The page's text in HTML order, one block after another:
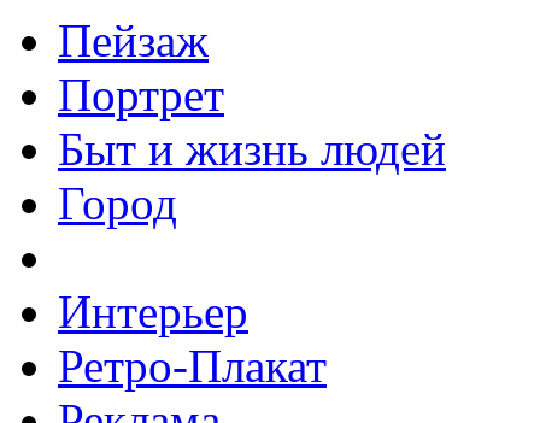
Пейзаж
Портрет
Быт и жизнь людей
Город
Интерьер
Ретро-Плакат